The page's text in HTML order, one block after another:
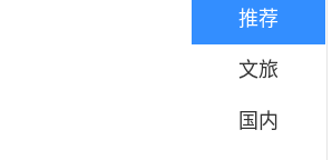
推荐
文旅
国内